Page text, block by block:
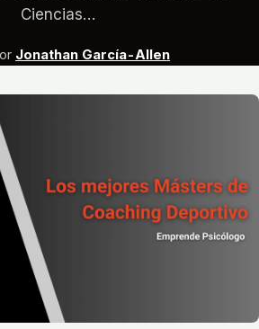
Ciencias…
Jonathan García-Allen